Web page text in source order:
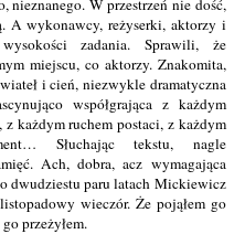
nieznanego. W przestrzeń nie dość,
A wykonawcy, reżyserki, aktorzy i
zadania. Sprawili, że
miejscu, co aktorzy. Znakomita,
i cień, niezwykle dramatyczna
współgrająca z każdym
z każdym ruchem postaci, z każdym
Słuchając tekstu, nagle
Ach, dobra, acz wymagająca
dwudziestu paru latach Mickiewicz
wieczór. Że pojąłem go
przeżyłem.